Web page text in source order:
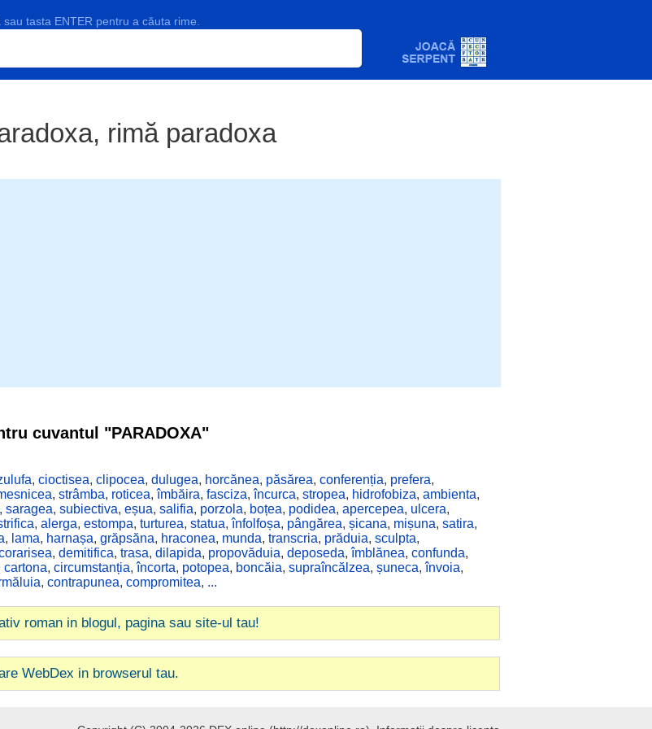
tasta ENTER pentru a căuta rime.
rimă paradoxa
cuvantul "PARADOXA"
, cioctisea, clipocea, dulugea, horcănea, păsărea, conferenția, prefera,
, strâmba, roticea,îmbăira, fasciza,încurca, stropea, hidrofobiza, ambienta,
, saragea, subiectiva, eșua, salifia, porzola, boțea, podidea, apercepea, ulcera,
, alerga, estompa, turturea, statua,înfolfoșa, pângărea, șicana, mișuna, satira,
, lama, harnașa, grăpsăna, hraconea, munda, transcria, prăduia, sculpta,
, demitifica, trasa, dilapida, propovăduia, deposeda,îmblănea, confunda,
cartona, circumstanția,încorta, potopea, boncăia, supraîncălzea, șuneca,învoia,
, contrapunea, compromitea, ...
roman in blogul, pagina sau site-ul tau!
WebDex in browserul tau.